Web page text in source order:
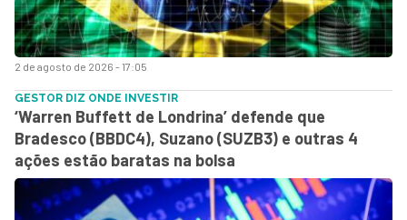
2 de agosto de 2026 - 17:05
GESTOR DIZ ONDE INVESTIR
‘Warren Buffett de Londrina’ defende que
Bradesco (BBDC4), Suzano (SUZB3) e outras 4
ações estão baratas na bolsa